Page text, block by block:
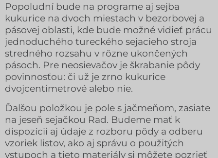
Popoludní bude na programe aj sejba
kukurice na dvoch miestach v bezorbovej a
pásovej oblasti, kde bude možné vidieť prácu
jednoduchého tureckého sejacieho stroja
stredného rozsahu v rôzne ukončených
pásoch. Pre neosievačov je škrabanie pôdy
povinnosťou: či už je zrno kukurice
dvojcentimetrové alebo nie.
Ďalšou položkou je pole s jačmeňom, zasiate
na jeseň sejačkou Rad. Budeme mať k
dispozícii aj údaje z rozboru pôdy a odberu
vzoriek listov, ako aj správu o použitých
vstupoch a tieto materiály si môžete pozrieť